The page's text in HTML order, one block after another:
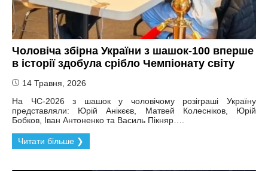
Чоловіча збірна України з шашок-100 вперше
в історії здобула срібло Чемпіонату світу
14 Травня, 2026
На ЧС-2026 з шашок у чоловічому розіграші Україну
представляли: Юрій Анікєєв, Матвей Колесніков, Юрій
Бобков, Іван Антоненко та Василь Пікняр….
Читати більше ❯